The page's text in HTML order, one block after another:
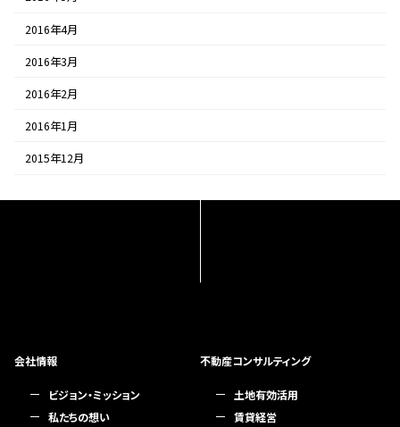
2016年4月
2016年3月
2016年2月
2016年1月
2015年12月
会社情報
ビジョン・ミッション
私たちの想い
不動産コンサルティング
土地有効活用
賃貸経営